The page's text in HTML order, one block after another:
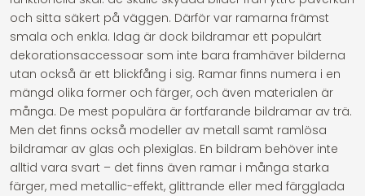
och sitta säkert på väggen. Därför var ramarna främst
smala och enkla. Idag är dock bildramar ett populärt
dekorationsaccessoar som inte bara framhäver bilderna
utan också är ett blickfång i sig. Ramar finns numera i en
mängd olika former och färger, och även materialen är
många. De mest populära är fortfarande bildramar av trä.
Men det finns också modeller av metall samt ramlösa
bildramar av glas och plexiglas. En bildram behöver inte
alltid vara svart – det finns även ramar i många starka
färger, med metallic-effekt, glittrande eller med färgglada